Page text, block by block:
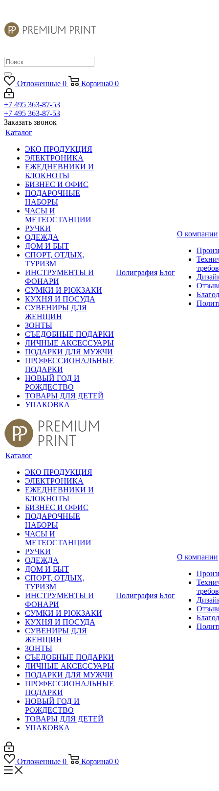
Отложенные 0 Корзина0 0
+7 495 363-87-53
+7 495 363-87-53
Заказать звонок
Каталог
ЭКО ПРОДУКЦИЯ
ЭЛЕКТРОНИКА
ЕЖЕДНЕВНИКИ И
БЛОКНОТЫ
БИЗНЕС И ОФИС
ПОДАРОЧНЫЕ
НАБОРЫ
ЧАСЫ И
МЕТЕОСТАНЦИИ
РУЧКИ
ОДЕЖДА
ДОМ И БЫТ
СПОРТ, ОТДЫХ,
ТУРИЗМ
ИНСТРУМЕНТЫ И
ФОНАРИ
СУМКИ И РЮКЗАКИ
КУХНЯ И ПОСУДА
СУВЕНИРЫ ДЛЯ
ЖЕНЩИН
ЗОНТЫ
СЪЕДОБНЫЕ ПОДАРКИ
ЛИЧНЫЕ АКСЕССУАРЫ
ПОДАРКИ ДЛЯ МУЖЧИ
ПРОФЕССИОНАЛЬНЫЕ
ПОДАРКИ
НОВЫЙ ГОД И
РОЖДЕСТВО
ТОВАРЫ ДЛЯ ДЕТЕЙ
УПАКОВКА
Полиграфия Блог
О компании
Каталог
ЭКО ПРОДУКЦИЯ
ЭЛЕКТРОНИКА
ЕЖЕДНЕВНИКИ И
БЛОКНОТЫ
БИЗНЕС И ОФИС
ПОДАРОЧНЫЕ
НАБОРЫ
ЧАСЫ И
МЕТЕОСТАНЦИИ
РУЧКИ
ОДЕЖДА
ДОМ И БЫТ
СПОРТ, ОТДЫХ,
ТУРИЗМ
ИНСТРУМЕНТЫ И
ФОНАРИ
СУМКИ И РЮКЗАКИ
КУХНЯ И ПОСУДА
СУВЕНИРЫ ДЛЯ
ЖЕНЩИН
ЗОНТЫ
СЪЕДОБНЫЕ ПОДАРКИ
ЛИЧНЫЕ АКСЕССУАРЫ
ПОДАРКИ ДЛЯ МУЖЧИ
ПРОФЕССИОНАЛЬНЫЕ
ПОДАРКИ
НОВЫЙ ГОД И
РОЖДЕСТВО
ТОВАРЫ ДЛЯ ДЕТЕЙ
УПАКОВКА
Полиграфия Блог
О компании
Отложенные 0 Корзина0 0